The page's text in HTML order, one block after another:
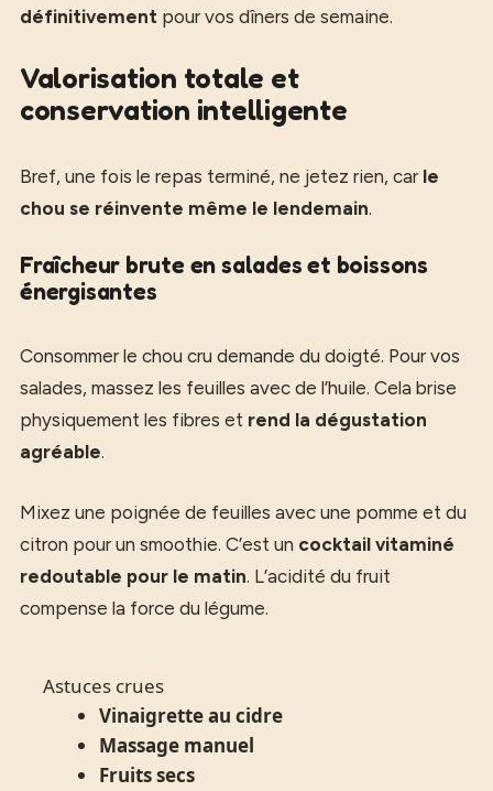
définitivement pour vos dîners de semaine.
Valorisation totale et
conservation intelligente
Bref, une fois le repas terminé, ne jetez rien, car le
chou se réinvente même le lendemain.
Fraîcheur brute en salades et boissons
énergisantes
Consommer le chou cru demande du doigté. Pour vos
salades, massez les feuilles avec de l’huile. Cela brise
physiquement les fibres et rend la dégustation
agréable.
Mixez une poignée de feuilles avec une pomme et du
citron pour un smoothie. C’est un cocktail vitaminé
redoutable pour le matin. L’acidité du fruit
compense la force du légume.
Astuces crues
Vinaigrette au cidre
Massage manuel
Fruits secs